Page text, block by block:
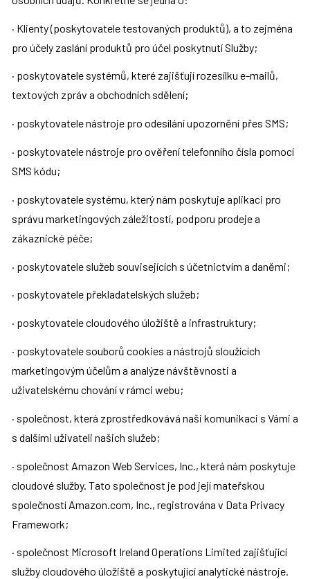
· Klienty (poskytovatele testovaných produktů), a to zejména
pro účely zaslání produktů pro účel poskytnutí Služby;
· poskytovatele systémů, které zajišťují rozesílku e-mailů,
textových zpráv a obchodních sdělení;
· poskytovatele nástroje pro odesílání upozornění přes SMS;
· poskytovatele nástroje pro ověření telefonního čísla pomocí
SMS kódu;
· poskytovatele systému, který nám poskytuje aplikaci pro
správu marketingových záležitostí, podporu prodeje a
zákaznické péče;
· poskytovatele služeb souvisejících s účetnictvím a daněmi;
· poskytovatele překladatelských služeb;
· poskytovatele cloudového úložiště a infrastruktury;
· poskytovatele souborů cookies a nástrojů sloužících
marketingovým účelům a analýze návštěvnosti a
uživatelskému chování v rámci webu;
· společnost, která zprostředkovává naši komunikaci s Vámi a
s dalšími uživateli našich služeb;
· společnost Amazon Web Services, Inc., která nám poskytuje
cloudové služby. Tato společnost je pod její mateřskou
společností Amazon.com, Inc., registrována v Data Privacy
Framework;
· společnost Microsoft Ireland Operations Limited zajišťující
služby cloudového úložiště a poskytující analytické nástroje.